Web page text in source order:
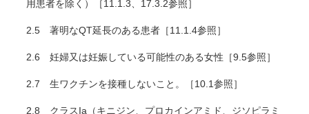
用患者を除く）［11.1.3、17.3.2参照］
2.5 著明なQT延長のある患者［11.1.4参照］
2.6 妊婦又は妊娠している可能性のある女性［9.5参照］
2.7 生ワクチンを接種しないこと。［10.1参照］
2.8 クラスIa（キニジン、プロカインアミド、ジソピラミ